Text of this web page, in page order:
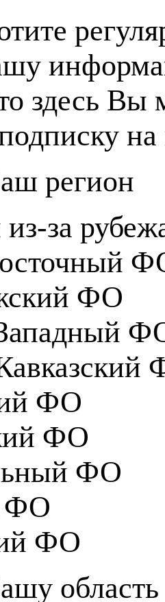
здесь Вы
на
регион
за
ФО
ФО
ФО
ФО
ФО
ФО
область